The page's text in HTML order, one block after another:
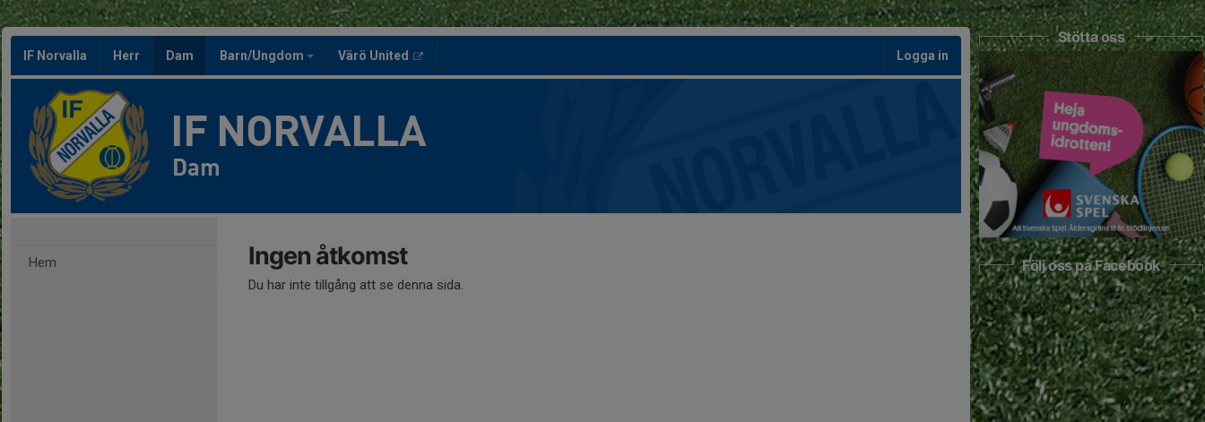
IF Norvalla Herr Dam Barn/Ungdom Värö United Logga in
IF NORVALLA
Dam
Hem Ingen åtkomst
Du har inte tillgång att se denna sida.
Stötta oss
Följ oss på Facebook